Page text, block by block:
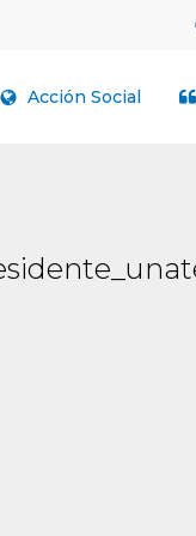
Acción Social